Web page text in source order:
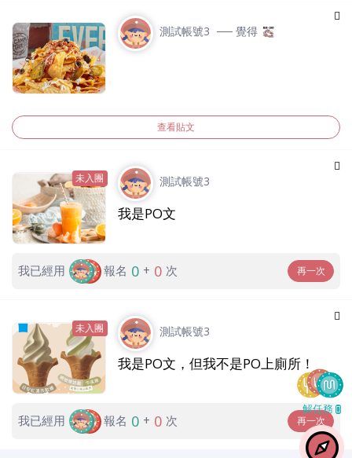
測試帳號3 ── 覺得
查看貼文
未入團 測試帳號3
我是PO文
我已經用 報名 0 + 0 次 再一次
未入團 測試帳號3
我是PO文，但我不是PO上廁所！
我已經用 報名 0 + 0 次 再一次
解任務